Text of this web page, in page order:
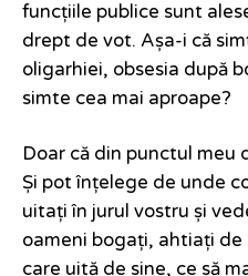
funcțiile publice sunt
drept de vot. Așa-i că
oligarhiei, obsesia după
simte cea mai aproape?
Doar că din punctul meu
Și pot înțelege de unde
uitați în jurul vostru și
oameni bogați, ahtiați de
care uită de sine, ce să